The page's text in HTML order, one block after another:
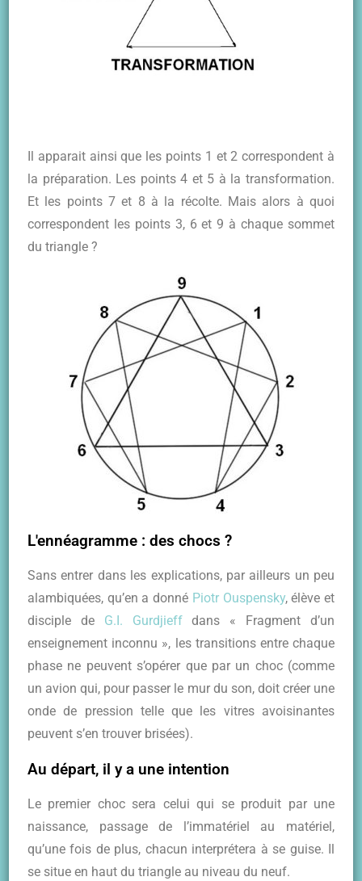
Il apparait ainsi que les points 1 et 2 correspondent à
la préparation. Les points 4 et 5 à la transformation.
Et les points 7 et 8 à la récolte. Mais alors à quoi
correspondent les points 3, 6 et 9 à chaque sommet
du triangle ?
L'ennéagramme : des chocs ?
Sans entrer dans les explications, par ailleurs un peu
alambiquées, qu’en a donné Piotr Ouspensky, élève et
disciple deG.I. Gurdjieffdans « Fragment d’un
enseignement inconnu », les transitions entre chaque
phase ne peuvent s’opérer que par un choc (comme
un avion qui, pour passer le mur du son, doit créer une
onde de pression telle que les vitres avoisinantes
peuvent s’en trouver brisées).
Au départ, il y a une intention
Le premier choc sera celui qui se produit par une
naissance, passage de l’immatériel au matériel,
qu’une fois de plus, chacun interprétera à se guise. Il
se situe en haut du triangle au niveau du neuf.